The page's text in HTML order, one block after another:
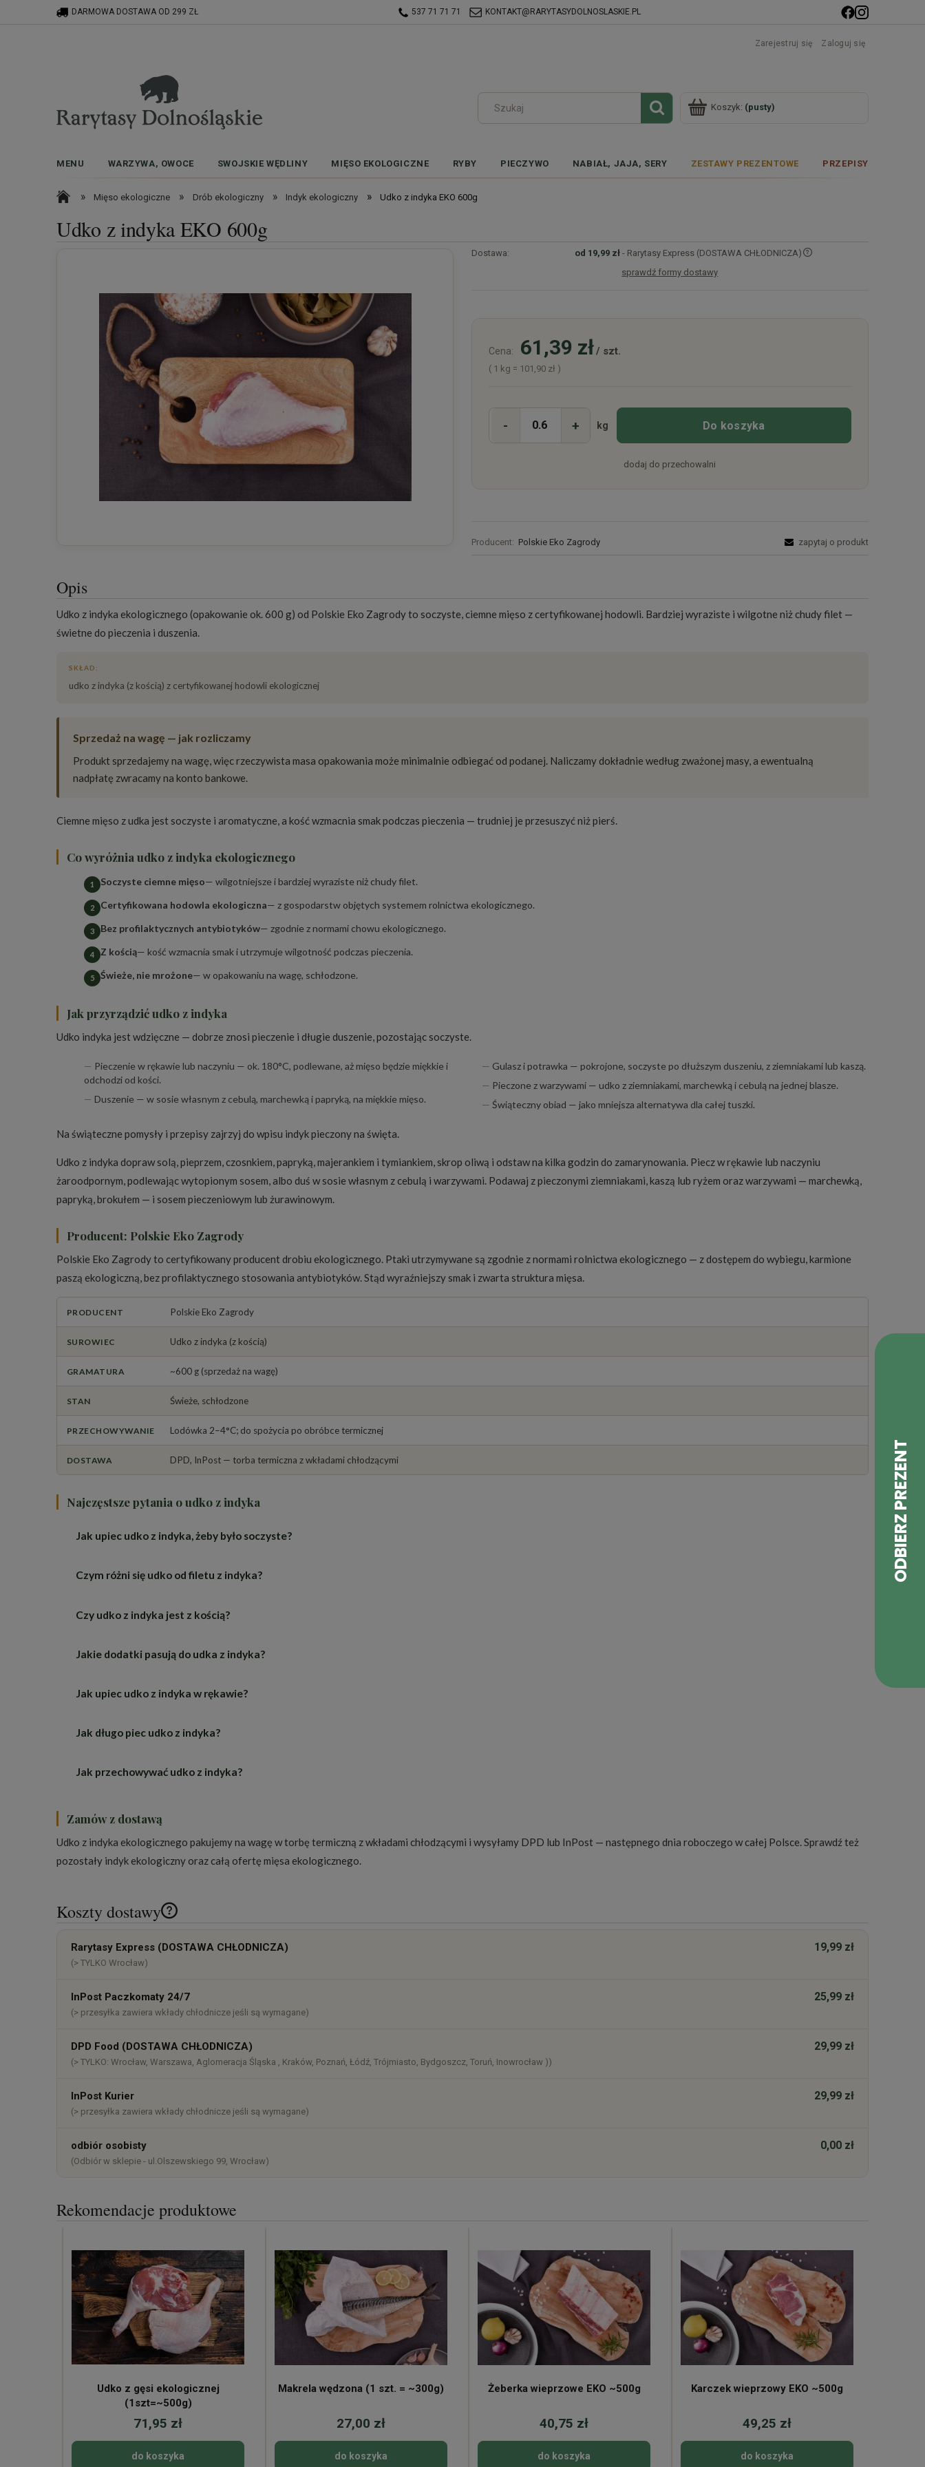
DARMOWA DOSTAWA OD 299 ZŁ 537 71 71 71 KONTAKT@RARYTASYDOLNOSLASKIE.PL
Zarejestruj się Zaloguj się
Koszyk: (pusty)
MENU WARZYWA, OWOCE SWOJSKIE WĘDLINY MIĘSO EKOLOGICZNE RYBY PIECZYWO NABIAŁ, JAJA, SERY ZESTAWY PREZENTOWE PRZEPISY
» Mięso ekologiczne » Drób ekologiczny » Indyk ekologiczny » Udko z indyka EKO 600g
Udko z indyka EKO 600g
Dostawa: od 19,99 zł - Rarytasy Express (DOSTAWA CHŁODNICZA)
sprawdź formy dostawy
Cena: 61,39 zł/ szt.
( 1 kg = 101,90 zł )
- + kg Do koszyka
dodaj do przechowalni
Producent: Polskie Eko Zagrody zapytaj o produkt
Opis
Udko z indyka ekologicznego (opakowanie ok. 600 g) od Polskie Eko Zagrody to soczyste, ciemne mięso z certyfikowanej hodowli. Bardziej wyraziste i wilgotne niż chudy filet —
świetne do pieczenia i duszenia.
SKŁAD:
udko z indyka (z kością) z certyfikowanej hodowli ekologicznej
Sprzedaż na wagę — jak rozliczamy
Produkt sprzedajemy na wagę, więc rzeczywista masa opakowania może minimalnie odbiegać od podanej. Naliczamy dokładnie według zważonej masy, a ewentualną
nadpłatę zwracamy na konto bankowe.
Ciemne mięso z udka jest soczyste i aromatyczne, a kość wzmacnia smak podczas pieczenia — trudniej je przesuszyć niż pierś.
Co wyróżnia udko z indyka ekologicznego
Soczyste ciemne mięso— wilgotniejsze i bardziej wyraziste niż chudy filet.
Certyfikowana hodowla ekologiczna— z gospodarstw objętych systemem rolnictwa ekologicznego.
Bez profilaktycznych antybiotyków— zgodnie z normami chowu ekologicznego.
Z kością— kość wzmacnia smak i utrzymuje wilgotność podczas pieczenia.
Świeże, nie mrożone— w opakowaniu na wagę, schłodzone.
Jak przyrządzić udko z indyka
Udko indyka jest wdzięczne — dobrze znosi pieczenie i długie duszenie, pozostając soczyste.
Pieczenie w rękawie lub naczyniu — ok. 180°C, podlewane, aż mięso będzie miękkie i
odchodzi od kości.
Duszenie — w sosie własnym z cebulą, marchewką i papryką, na miękkie mięso.
Gulasz i potrawka — pokrojone, soczyste po dłuższym duszeniu, z ziemniakami lub kaszą.
Pieczone z warzywami — udko z ziemniakami, marchewką i cebulą na jednej blasze.
Świąteczny obiad — jako mniejsza alternatywa dla całej tuszki.
Na świąteczne pomysły i przepisy zajrzyj do wpisu indyk pieczony na święta.
Udko z indyka dopraw solą, pieprzem, czosnkiem, papryką, majerankiem i tymiankiem, skrop oliwą i odstaw na kilka godzin do zamarynowania. Piecz w rękawie lub naczyniu
żaroodpornym, podlewając wytopionym sosem, albo duś w sosie własnym z cebulą i warzywami. Podawaj z pieczonymi ziemniakami, kaszą lub ryżem oraz warzywami — marchewką,
papryką, brokułem — i sosem pieczeniowym lub żurawinowym.
Producent: Polskie Eko Zagrody
Polskie Eko Zagrody to certyfikowany producent drobiu ekologicznego. Ptaki utrzymywane są zgodnie z normami rolnictwa ekologicznego — z dostępem do wybiegu, karmione
paszą ekologiczną, bez profilaktycznego stosowania antybiotyków. Stąd wyraźniejszy smak i zwarta struktura mięsa.
PRODUCENT Polskie Eko Zagrody
SUROWIEC Udko z indyka (z kością)
GRAMATURA ~600 g (sprzedaż na wagę)
STAN Świeże, schłodzone
PRZECHOWYWANIE Lodówka 2–4°C; do spożycia po obróbce termicznej
DOSTAWA DPD, InPost — torba termiczna z wkładami chłodzącymi
Najczęstsze pytania o udko z indyka
Jak upiec udko z indyka, żeby było soczyste?
Piecz w ok. 180°C, podlewając mięso wytopionym sosem, najlepiej osłonięte przez większość czasu i odkryte pod koniec na rumianą skórę; udko jest wdzięczne i
Czym różni się udko od filetu z indyka?
Udko to ciemne, soczyste mięso, bardziej wyraziste w smaku i wilgotne; filet to chude białe mięso, delikatne i szybkie w obróbce.
Czy udko z indyka jest z kością?
Tak, to udko z kością i skórą, co wzmacnia smak i pomaga zachować soczystość podczas pieczenia.
Jakie dodatki pasują do udka z indyka?
Pieczone ziemniaki, kasza lub ryż oraz warzywa i sos — na przykład pieczeniowy lub żurawinowy.
Jak upiec udko z indyka w rękawie?
Zamarynowane udko włóż do rękawa do pieczenia, dodaj odrobinę warzyw i piecz w ok. 180°C, a pod koniec rozetnij rękaw, by skóra się zarumieniła.
Jak długo piec udko z indyka?
Z grubsza licząc około godzinę w 180°C dla opakowania ok. 600 g, podlewając mięso; najpewniej sprawdzić, czy mięso przy kości jest miękkie i ścięte.
Jak przechowywać udko z indyka?
W lodówce w 2–4°C zgodnie z datą na opakowaniu; można je też zamrozić.
Zamów z dostawą
Udko z indyka ekologicznego pakujemy na wagę w torbę termiczną z wkładami chłodzącymi i wysyłamy DPD lub InPost — następnego dnia roboczego w całej Polsce. Sprawdź też
pozostały indyk ekologiczny oraz całą ofertę mięsa ekologicznego.
Koszty dostawy
Cena nie zawiera ewentualnych kosztów
Rarytasy Express (DOSTAWA CHŁODNICZA)
(> TYLKO Wrocław)
19,99 zł
InPost Paczkomaty 24/7
(> przesyłka zawiera wkłady chłodnicze jeśli są wymagane)
25,99 zł
DPD Food (DOSTAWA CHŁODNICZA)
(> TYLKO: Wrocław, Warszawa, Aglomeracja Śląska , Kraków, Poznań, Łódź, Trójmiasto, Bydgoszcz, Toruń, Inowrocław ))
29,99 zł
InPost Kurier
(> przesyłka zawiera wkłady chłodnicze jeśli są wymagane)
29,99 zł
odbiór osobisty
(Odbiór w sklepie - ul.Olszewskiego 99, Wrocław)
0,00 zł
Rekomendacje produktowe
Udko z gęsi ekologicznej
(1szt=~500g)
71,95 zł
do koszyka
Makrela wędzona (1 szt. = ~300g)
27,00 zł
do koszyka
Żeberka wieprzowe EKO ~500g
40,75 zł
do koszyka
Karczek wieprzowy EKO ~500g
49,25 zł
do koszyka